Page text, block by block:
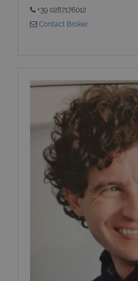
+39 0287176012
Contact Broker